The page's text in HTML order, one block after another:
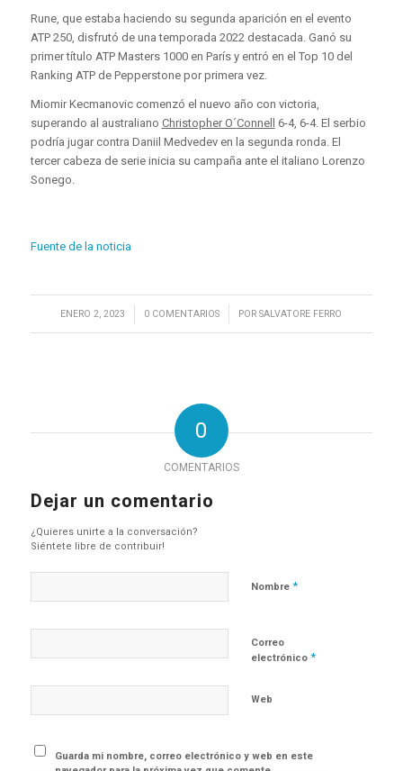
Rune, que estaba haciendo su segunda aparición en el evento
ATP 250, disfrutó de una temporada 2022 destacada. Ganó su
primer título ATP Masters 1000 en París y entró en el Top 10 del
Ranking ATP de Pepperstone por primera vez.
Miomir Kecmanovic comenzó el nuevo año con victoria,
superando al australiano Christopher O´Connell 6-4, 6-4. El serbio
podría jugar contra Daniil Medvedev en la segunda ronda. El
tercer cabeza de serie inicia su campaña ante el italiano Lorenzo
Sonego.
Fuente de la noticia
ENERO 2, 2023
/ 0 COMENTARIOS
/ PORSALVATORE FERRO
0
COMENTARIOS
Dejar un comentario
¿Quieres unirte a la conversación?
Siéntete libre de contribuir!
Nombre *
Correo
electrónico *
Web
Guarda mi nombre, correo electrónico y web en este